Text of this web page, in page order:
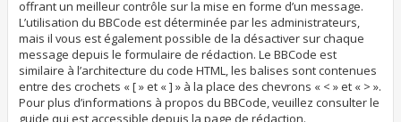
offrant un meilleur contrôle sur la mise en forme d’un message.
L’utilisation du BBCode est déterminée par les administrateurs,
mais il vous est également possible de la désactiver sur chaque
message depuis le formulaire de rédaction. Le BBCode est
similaire à l’architecture du code HTML, les balises sont contenues
entre des crochets « [ » et « ] » à la place des chevrons « < » et « > ».
Pour plus d’informations à propos du BBCode, veuillez consulter le
guide qui est accessible depuis la page de rédaction.